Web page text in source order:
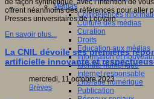
Médias
Compétences
Culture des médias
Curation
Droits
Education aux médias
Information et
Identité numérique
Internet responsable
Littératie numérique
Publication
de façon synthétique, avec l’intention de
offrent néanmoins des références pour aller
Presses universitaires de Louvain.
En savoir plus...
La CNIL dévoile ses premières
artificielle innovante et
mercredi, 11 octobre 2023
Brèves